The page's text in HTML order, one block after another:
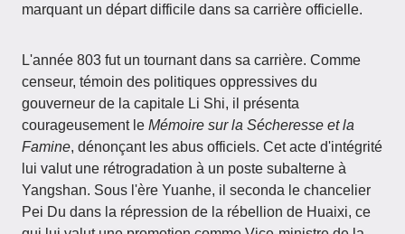
marquant un départ difficile dans sa carrière officielle.
L'année 803 fut un tournant dans sa carrière. Comme
censeur, témoin des politiques oppressives du
gouverneur de la capitale Li Shi, il présenta
courageusement le Mémoire sur la Sécheresse et la
Famine, dénonçant les abus officiels. Cet acte d'intégrité
lui valut une rétrogradation à un poste subalterne à
Yangshan. Sous l'ère Yuanhe, il seconda le chancelier
Pei Du dans la répression de la rébellion de Huaixi, ce